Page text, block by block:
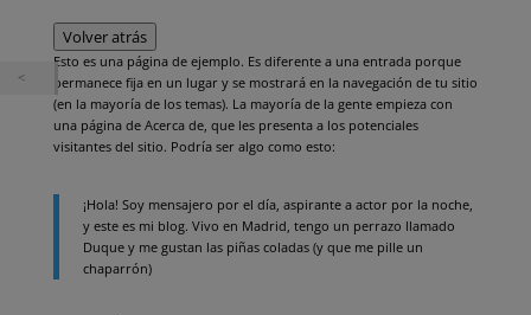
Volver atrás
Esto es una página de ejemplo. Es diferente a una entrada porque
permanece fija en un lugar y se mostrará en la navegación de tu sitio
(en la mayoría de los temas). La mayoría de la gente empieza con
una página de Acerca de, que les presenta a los potenciales
visitantes del sitio. Podría ser algo como esto:
¡Hola! Soy mensajero por el día, aspirante a actor por la noche,
y este es mi blog. Vivo en Madrid, tengo un perrazo llamado
Duque y me gustan las piñas coladas (y que me pille un
chaparrón)